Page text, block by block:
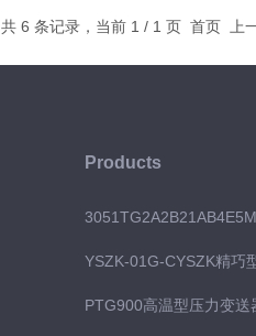
共 6 条记录，当前 1 / 1 页 首页 上
Products
YSZK-01G-CYSZK精巧
PTG900高温型压力变送